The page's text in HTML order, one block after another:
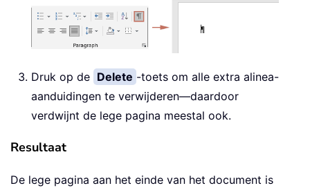
Druk op de Delete -toets om alle extra alinea-
aanduidingen te verwijderen—daardoor
verdwijnt de lege pagina meestal ook.
Resultaat
De lege pagina aan het einde van het document is